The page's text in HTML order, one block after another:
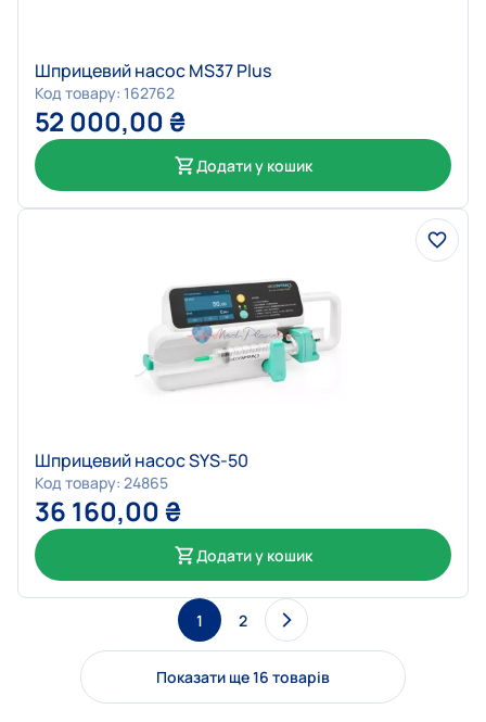
Шприцевий насос MS37 Plus
Код товару: 162762
52 000,00 ₴
Додати у кошик
Шприцевий насос SYS-50
Код товару: 24865
36 160,00 ₴
Додати у кошик
1 2
Показати ще 16 товарів